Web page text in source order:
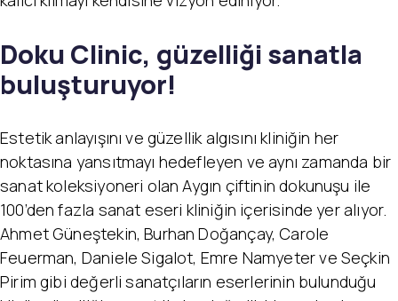
Doku Clinic, güzelliği sanatla
buluşturuyor!
Estetik anlayışını ve güzellik algısını kliniğin her
noktasına yansıtmayı hedefleyen ve aynı zamanda bir
sanat koleksiyoneri olan Aygın çiftinin dokunuşu ile
100’den fazla sanat eseri kliniğin içerisinde yer alıyor.
Ahmet Güneştekin, Burhan Doğançay, Carole
Feuerman, Daniele Sigalot, Emre Namyeter ve Seçkin
Pirim gibi değerli sanatçıların eserlerinin bulunduğu